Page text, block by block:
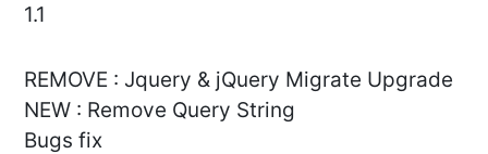
1.1
REMOVE : Jquery & jQuery Migrate Upgrade
NEW : Remove Query String
Bugs fix